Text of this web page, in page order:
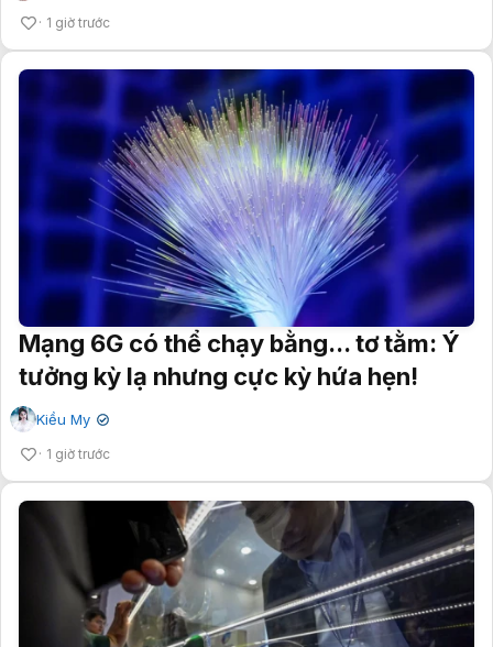
1 giờ trước
Mạng 6G có thể chạy bằng... tơ tằm: Ý
tưởng kỳ lạ nhưng cực kỳ hứa hẹn!
Kiều My ✔
1 giờ trước